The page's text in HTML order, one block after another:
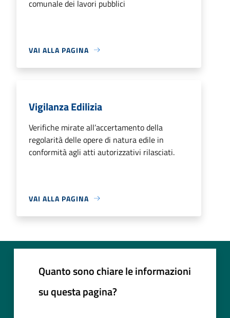
comunale dei lavori pubblici
VAI ALLA PAGINA
Vigilanza Edilizia
Verifiche mirate all’accertamento della
regolarità delle opere di natura edile in
conformità agli atti autorizzativi rilasciati.
VAI ALLA PAGINA
Quanto sono chiare le informazioni
su questa pagina?